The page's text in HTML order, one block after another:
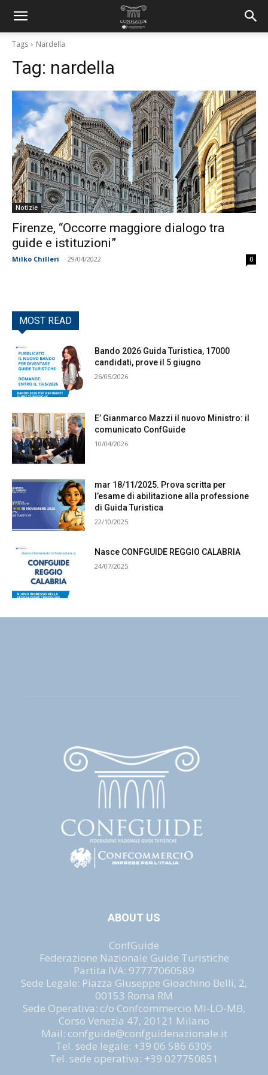
Tags Nardella
Tag: nardella
Notizie
Firenze, “Occorre maggiore dialogo tra
guide e istituzioni”
Milko Chilleri - 29/04/2022 0
MOST READ
Bando 2026 Guida Turistica, 17000
candidati, prove il 5 giugno
26/05/2026
E’ Gianmarco Mazzi il nuovo Ministro: il
comunicato ConfGuide
10/04/2026
mar 18/11/2025. Prova scritta per
l’esame di abilitazione alla professione
di Guida Turistica
22/10/2025
Nasce CONFGUIDE REGGIO CALABRIA
24/07/2025
ABOUT US
ConfGuide
Federazione Nazionale Guide Turistiche
Partita IVA: 97777060589
Sede Legale: Piazza Giuseppe Gioachino Belli, 2,
00153 Roma RM
Sede Operativa: c/o Confcommercio MI-LO-MB,
Corso Venezia 47, 20121 Milano
Mail: confguide@confguidenazionale.it
Tel. sede legale: +39 06 586 6305
Tel. sede operativa: +39 027750851